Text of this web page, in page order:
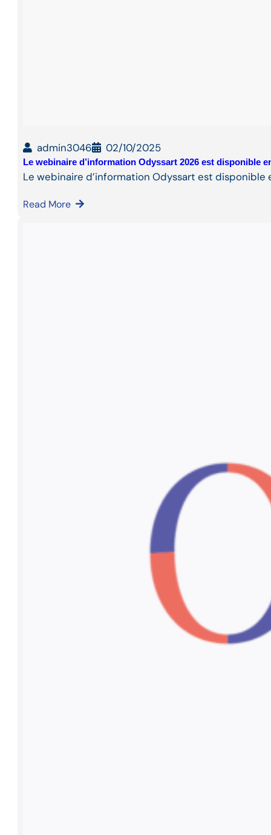
admin3046 02/10/2025
Le webinaire d’information Odyssart 2026 est disponible
Le webinaire d’information Odyssart est disponible
Read More